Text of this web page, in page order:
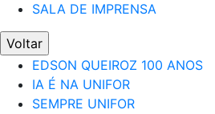
SALA DE IMPRENSA
Voltar
EDSON QUEIROZ 100 ANOS
IA É NA UNIFOR
SEMPRE UNIFOR